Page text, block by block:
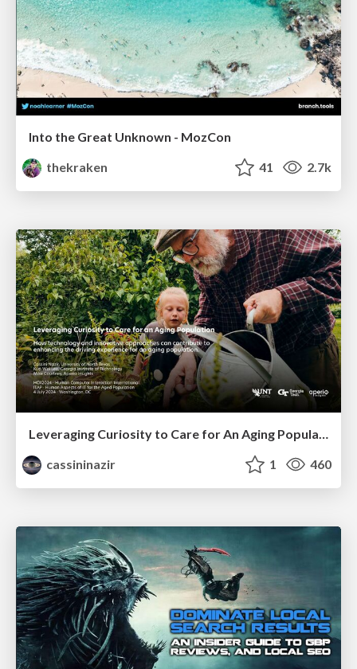
Into the Great Unknown - MozCon
thekraken
41 2.7k
Leveraging Curiosity to Care for An Aging Population
cassininazir
1 460